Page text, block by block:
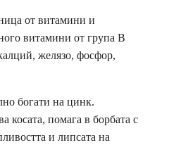
от витамини и
витамини от група В
желязо, фосфор,
богати на цинк.
косата, помага в борбата с
и липсата на